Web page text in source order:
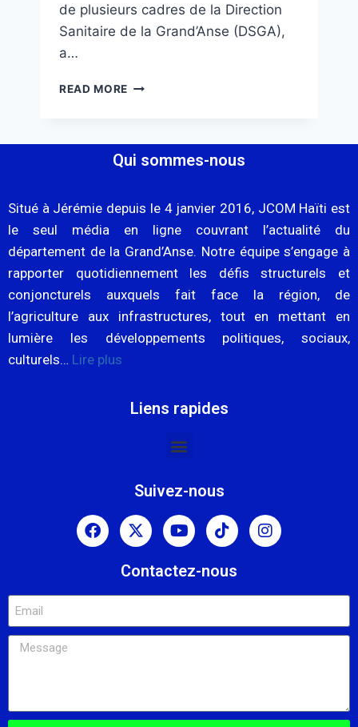
de plusieurs cadres de la Direction
Sanitaire de la Grand’Anse (DSGA),
a…
READ MORE
Qui sommes-nous
Situé à Jérémie depuis le 4 janvier 2016, JCOM Haïti est
le seul média en ligne couvrant l’actualité du
département de la Grand’Anse. Notre équipe s’engage à
rapporter quotidiennement les défis structurels et
conjoncturels auxquels fait face la région, de
l’agriculture aux infrastructures, tout en mettant en
lumière les développements politiques, sociaux,
culturels… Lire plus
Liens rapides
Suivez-nous
Contactez-nous